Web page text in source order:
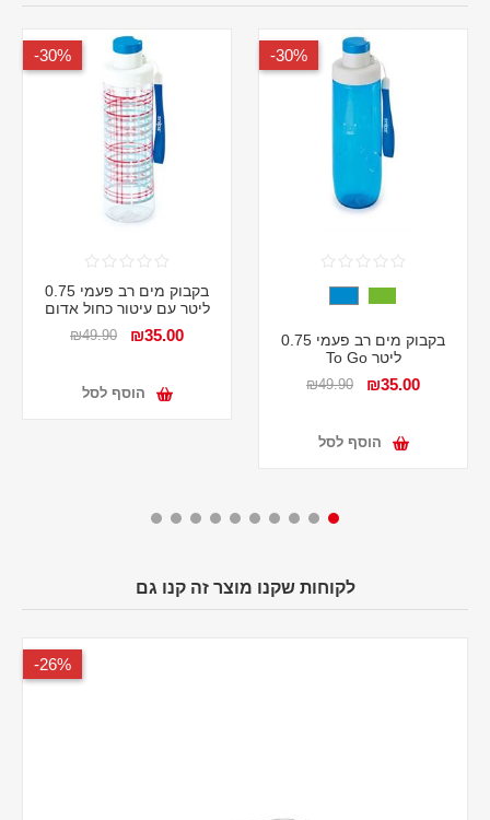
30%-
בקבוק מים רב פעמי 0.75
ליטר To Go
₪35.00
₪49.90
הוסף לסל
30%-
בקבוק מים רב פעמי 0.75
ליטר עם עיטור כחול אדום
₪35.00
₪49.90
הוסף לסל
לקוחות שקנו מוצר זה קנו גם
26%-